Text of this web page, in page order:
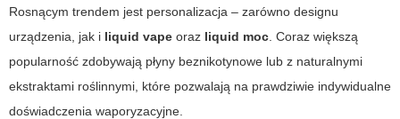
Rosnącym trendem jest personalizacja – zarówno designu
urządzenia, jak i liquid vape oraz liquid moc . Coraz większą
popularność zdobywają płyny beznikotynowe lub z naturalnymi
ekstraktami roślinnymi, które pozwalają na prawdziwie indywidualne
doświadczenia waporyzacyjne.